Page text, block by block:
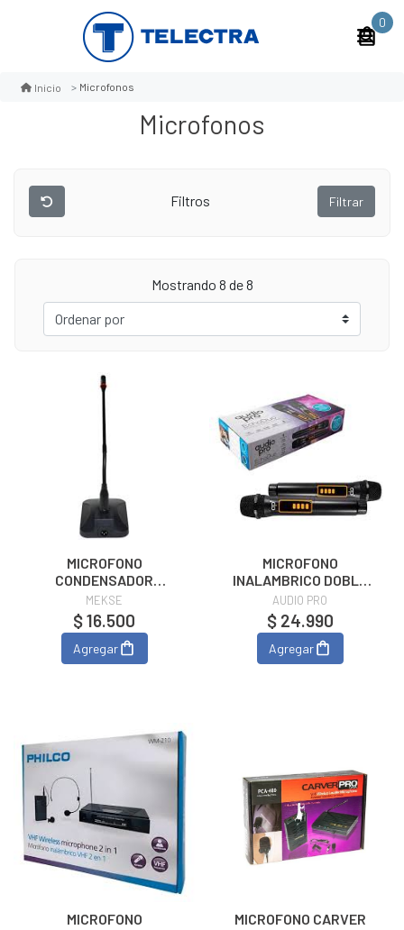
0
Inicio Microfonos
Microfonos
Filtros Filtrar
Mostrando 8 de 8
MICROFONO
CONDENSADOR
MOD.MKCT-101
MEKSE
$ 16.500
Agregar
MICROFONO
INALAMBRICO DOBLE
UHF APO02116
AUDIO PRO
$ 24.990
Agregar
MICROFONO
MICROFONO CARVER